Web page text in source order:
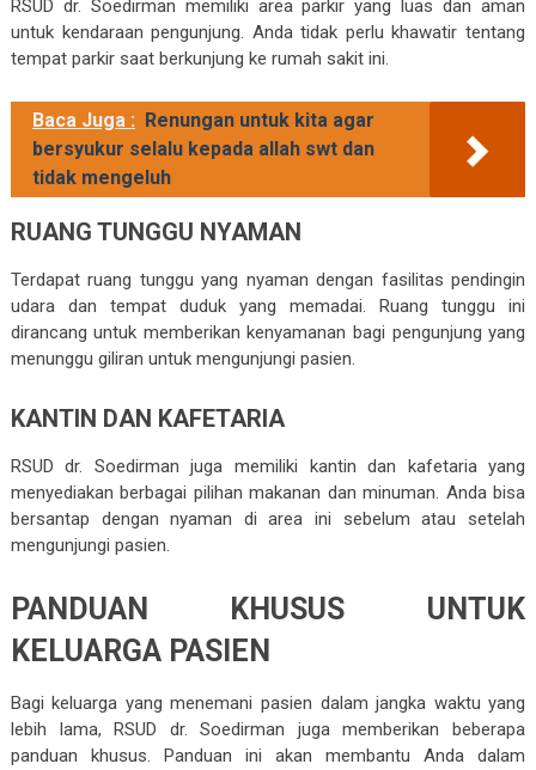
RSUD dr. Soedirman memiliki area parkir yang luas dan aman
untuk kendaraan pengunjung. Anda tidak perlu khawatir tentang
tempat parkir saat berkunjung ke rumah sakit ini.
Baca Juga : Renungan untuk kita agar
bersyukur selalu kepada allah swt dan
tidak mengeluh
RUANG TUNGGU NYAMAN
Terdapat ruang tunggu yang nyaman dengan fasilitas pendingin
udara dan tempat duduk yang memadai. Ruang tunggu ini
dirancang untuk memberikan kenyamanan bagi pengunjung yang
menunggu giliran untuk mengunjungi pasien.
KANTIN DAN KAFETARIA
RSUD dr. Soedirman juga memiliki kantin dan kafetaria yang
menyediakan berbagai pilihan makanan dan minuman. Anda bisa
bersantap dengan nyaman di area ini sebelum atau setelah
mengunjungi pasien.
PANDUAN KHUSUS UNTUK
KELUARGA PASIEN
Bagi keluarga yang menemani pasien dalam jangka waktu yang
lebih lama, RSUD dr. Soedirman juga memberikan beberapa
panduan khusus. Panduan ini akan membantu Anda dalam